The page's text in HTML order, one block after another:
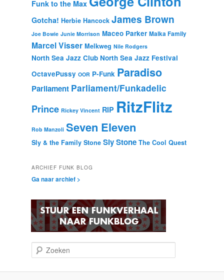
Funk to the Max
Gotcha! Herbie Hancock James Brown
Joe Bowie Junie Morrison Maceo Parker Malka Family
Marcel Visser Melkweg Nile Rodgers
North Sea Jazz Club North Sea Jazz Festival
OctavePussy OOR P-Funk Paradiso
Parliament Parliament/Funkadelic
Prince Rickey Vincent RIP RitzFlitz
Rob Manzoli Seven Eleven
Sly & the Family Stone Sly Stone The Cool Quest
ARCHIEF FUNK BLOG
Ga naar archief >
o